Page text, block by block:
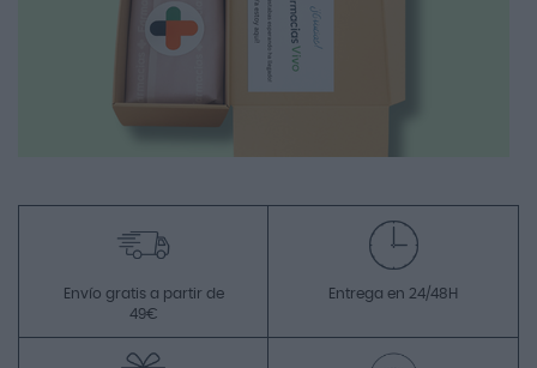
Envío gratis a partir de
49€
Entrega en 24/48H